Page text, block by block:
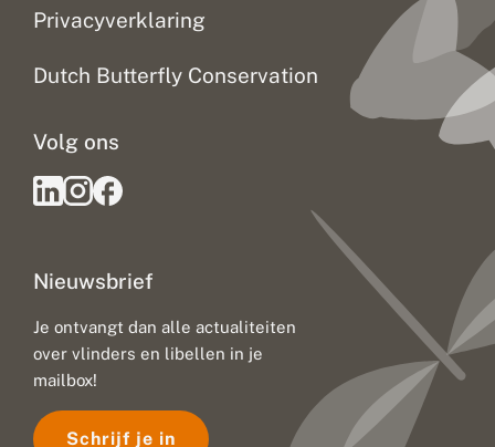
Privacyverklaring
Dutch Butterfly Conservation
Nieuwsbrief
Je ontvangt dan alle actualiteiten
over vlinders en libellen in je
mailbox!
Schrijf je in
Volg ons